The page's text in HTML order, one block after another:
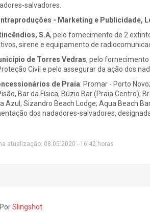
salvadores.
- Marketing e Publicidade,
S.A, pelo fornecimento de 2
sirene e equipamento de
de Torres Vedras, pelo fornecimento
Civil e pelo assegurar da ação dos
de Praia: Promar - Porto
Bar da Física, Búzio Bar (Praia Centro);
Azul; Sizandro Beach Lodge; Aqua Beach
dos nadadores-salvadores,
atualização: 08.05.2020 - 16:42 horas
Slingshot